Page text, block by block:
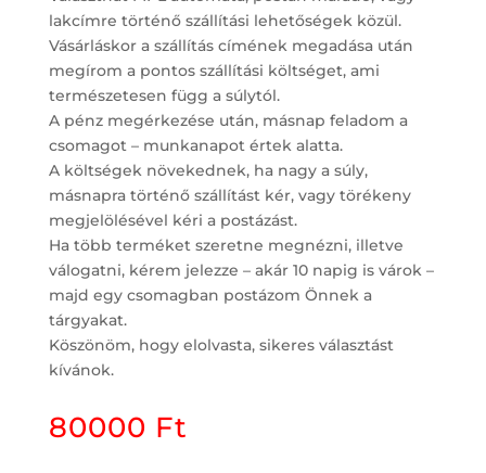
lakcímre történő szállítási lehetőségek közül.
Vásárláskor a szállítás címének megadása után
megírom a pontos szállítási költséget, ami
természetesen függ a súlytól.
A pénz megérkezése után, másnap feladom a
csomagot – munkanapot értek alatta.
A költségek növekednek, ha nagy a súly,
másnapra történő szállítást kér, vagy törékeny
megjelölésével kéri a postázást.
Ha több terméket szeretne megnézni, illetve
válogatni, kérem jelezze – akár 10 napig is várok –
majd egy csomagban postázom Önnek a
tárgyakat.
Köszönöm, hogy elolvasta, sikeres választást
kívánok.
80000 Ft